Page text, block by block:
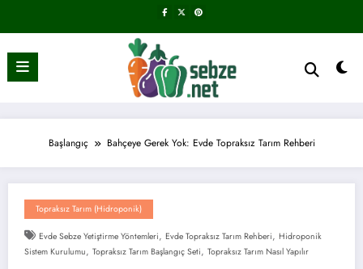
Başlangıç Bahçeye Gerek Yok: Evde Topraksız Tarım Rehberi
Topraksız Tarım (Hidroponik)
Evde Sebze Yetiştirme Yöntemleri, Evde Topraksız Tarım Rehberi, Hidroponik
Sistem Kurulumu, Topraksız Tarım Başlangıç Seti, Topraksız Tarım Nasıl Yapılır